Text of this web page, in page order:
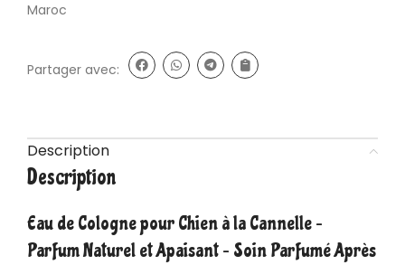
Maroc
Partager avec:
Description
Description
Eau de Cologne pour Chien à la Cannelle –
Parfum Naturel et Apaisant – Soin Parfumé Après